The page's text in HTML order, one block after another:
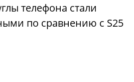
телефона стали
по сравнению с S25